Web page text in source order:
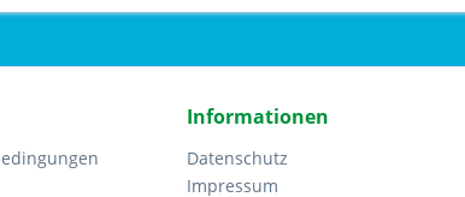
Informationen
Datenschutz
Impressum